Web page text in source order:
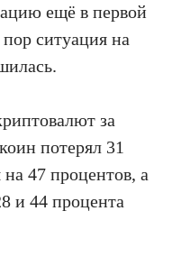
ещё в первой
ситуация на
за
потерял 31
47 процентов, а
и 44 процента